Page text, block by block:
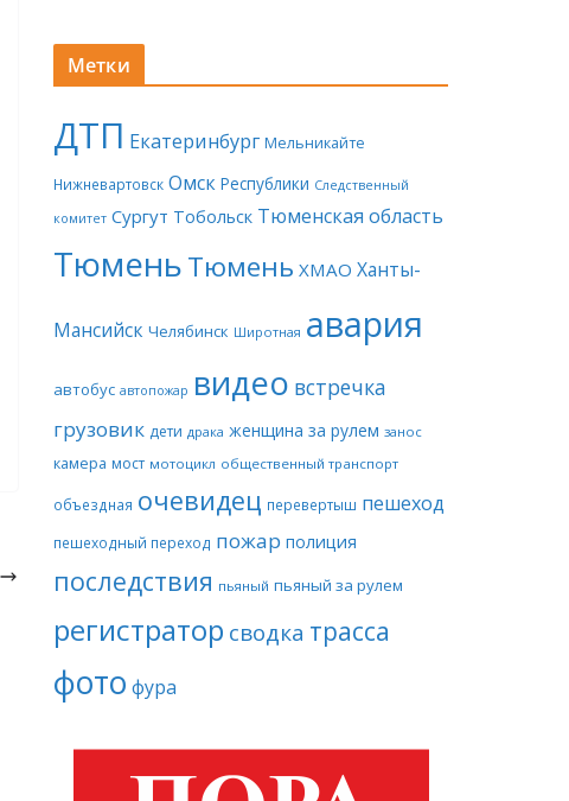
Метки
ДТП Екатеринбург Мельникайте
Нижневартовск Омск Республики Следственный
комитет Сургут Тобольск Тюменская область
ТюменьТюмень ХМАО Ханты-
Мансийск Челябинск Широтная авария
автобус автопожар видео встречка
грузовик дети драка женщина за рулем занос
камера мост мотоцикл общественный транспорт
объездная очевидец перевертыш пешеход
пешеходный переход пожар полиция
последствия пьяный пьяный за рулем
регистратор сводка трасса
фото фура